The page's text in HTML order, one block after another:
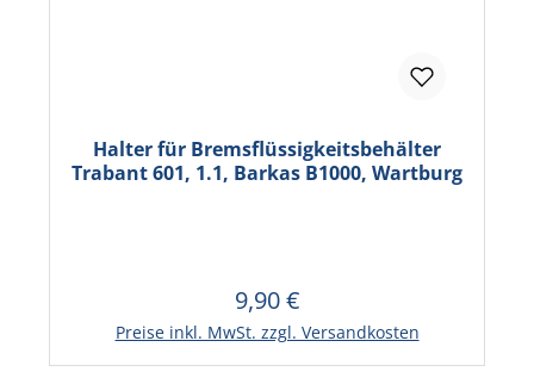
Halter für Bremsflüssigkeitsbehälter
Trabant 601, 1.1, Barkas B1000, Wartburg
Regulärer Preis:
9,90 €
Preise inkl. MwSt. zzgl. Versandkosten
In den Warenkorb